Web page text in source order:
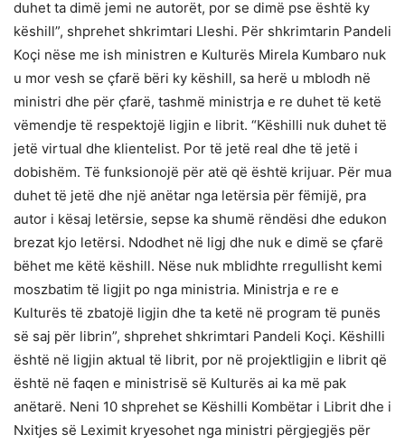
duhet ta dimë jemi ne autorët, por se dimë pse është ky
këshill”, shprehet shkrimtari Lleshi. Për shkrimtarin Pandeli
Koçi nëse me ish ministren e Kulturës Mirela Kumbaro nuk
u mor vesh se çfarë bëri ky këshill, sa herë u mblodh në
ministri dhe për çfarë, tashmë ministrja e re duhet të ketë
vëmendje të respektojë ligjin e librit. “Këshilli nuk duhet të
jetë virtual dhe klientelist. Por të jetë real dhe të jetë i
dobishëm. Të funksionojë për atë që është krijuar. Për mua
duhet të jetë dhe një anëtar nga letërsia për fëmijë, pra
autor i kësaj letërsie, sepse ka shumë rëndësi dhe edukon
brezat kjo letërsi. Ndodhet në ligj dhe nuk e dimë se çfarë
bëhet me këtë këshill. Nëse nuk mblidhte rregullisht kemi
moszbatim të ligjit po nga ministria. Ministrja e re e
Kulturës të zbatojë ligjin dhe ta ketë në program të punës
së saj për librin”, shprehet shkrimtari Pandeli Koçi. Këshilli
është në ligjin aktual të librit, por në projektligjin e librit që
është në faqen e ministrisë së Kulturës ai ka më pak
anëtarë. Neni 10 shprehet se Këshilli Kombëtar i Librit dhe i
Nxitjes së Leximit kryesohet nga ministri përgjegjës për